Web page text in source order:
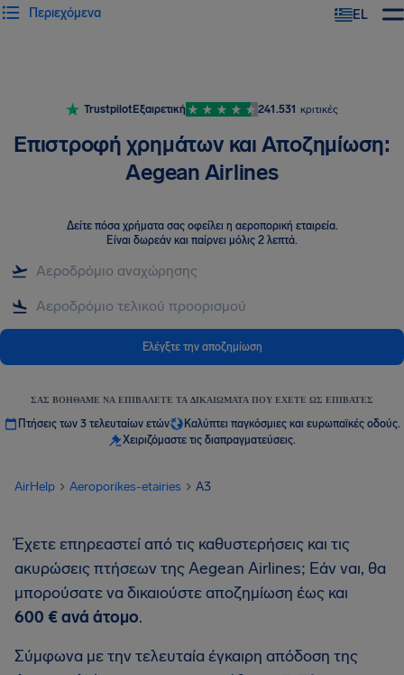
EL
Περιεχόμενα
TrustpilotΕξαιρετική 241.531 κριτικές
Επιστροφή χρημάτων και Αποζημίωση:
Aegean Airlines
Δείτε πόσα χρήματα σας οφείλει η αεροπορική εταιρεία.
Είναι δωρεάν και παίρνει μόλις 2 λεπτά.
Ελέγξτε την αποζημίωση
ΣΑΣ ΒΟΗΘΆΜΕ ΝΑ ΕΠΙΒΆΛΕΤΕ ΤΑ ΔΙΚΑΙΏΜΑΤΑ ΠΟΥ ΈΧΕΤΕ ΩΣ ΕΠΙΒΆΤΕΣ
Πτήσεις των 3 τελευταίων ετών
Καλύπτει παγκόσμιες και ευρωπαϊκές οδούς.
Χειριζόμαστε τις διαπραγματεύσεις.
AirHelp Aeroporikes-etairies A3
Έχετε επηρεαστεί από τις καθυστερήσεις και τις
ακυρώσεις πτήσεων της Aegean Airlines; Εάν ναι, θα
μπορούσατε να δικαιούστε αποζημίωση έως και
600 €ανά άτομο.
Σύμφωνα με την τελευταία έγκαιρη απόδοση της